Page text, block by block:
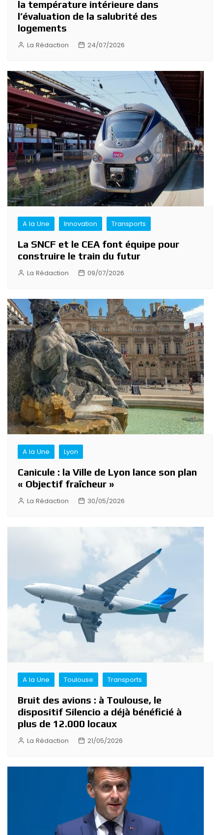
la température intérieure dans
l’évaluation de la salubrité des
logements
La Rédaction 24/07/2026
A la Une Innovation Transports
La SNCF et le CEA font équipe pour
construire le train du futur
La Rédaction 09/07/2026
A la Une Lyon
Canicule : la Ville de Lyon lance son plan
« Objectif fraîcheur »
La Rédaction 30/05/2026
A la Une Toulouse Transports
Bruit des avions : à Toulouse, le
dispositif Silencio a déjà bénéficié à
plus de 12.000 locaux
La Rédaction 21/05/2026